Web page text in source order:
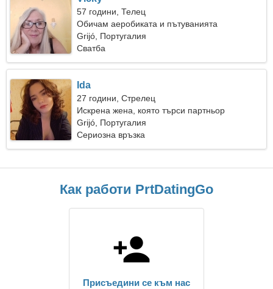
57 години, Телец
Обичам аеробиката и пътуванията
Grijó, Португалия
Сватба
Ida
27 години, Стрелец
Искрена жена, която търси партньор
Grijó, Португалия
Сериозна връзка
Как работи PrtDatingGo
Присъедини се към нас